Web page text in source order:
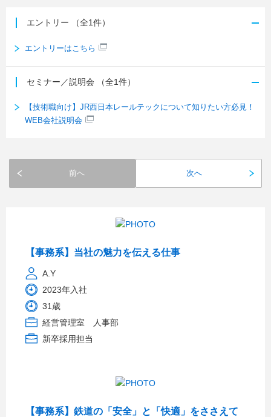
エントリー （全1件）
エントリーはこちら
セミナー／説明会 （全1件）
【技術職向け】JR西日本レールテックについて知りたい方必見！
WEB会社説明会
前へ 次へ
【事務系】当社の魅力を伝える仕事
A.Y
2023年入社
31歳
経営管理室 人事部
新卒採用担当
【事務系】鉄道の「安全」と「快適」をささえて